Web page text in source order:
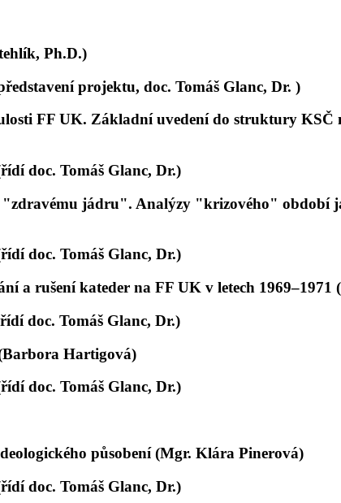
Ph.D.)
projektu, doc. Tomáš Glanc, Dr. )
FF UK. Základní uvedení do struktury
doc. Tomáš Glanc, Dr.)
jádru". Analýzy "krizového" období
doc. Tomáš Glanc, Dr.)
a rušení kateder na FF UK v letech 1969–1971
doc. Tomáš Glanc, Dr.)
Hartigová)
doc. Tomáš Glanc, Dr.)
působení (Mgr. Klára Pinerová)
doc. Tomáš Glanc, Dr.)